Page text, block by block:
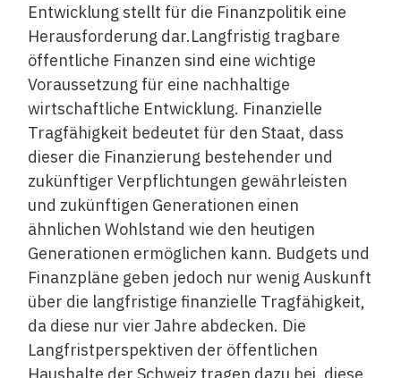
Entwicklung stellt für die Finanzpolitik eine
Herausforderung dar.Langfristig tragbare
öffentliche Finanzen sind eine wichtige
Voraussetzung für eine nachhaltige
wirtschaftliche Entwicklung. Finanzielle
Tragfähigkeit bedeutet für den Staat, dass
dieser die Finanzierung bestehender und
zukünftiger Verpflichtungen gewährleisten
und zukünftigen Generationen einen
ähnlichen Wohlstand wie den heutigen
Generationen ermöglichen kann. Budgets und
Finanzpläne geben jedoch nur wenig Auskunft
über die langfristige finanzielle Tragfähigkeit,
da diese nur vier Jahre abdecken. Die
Langfristperspektiven der öffentlichen